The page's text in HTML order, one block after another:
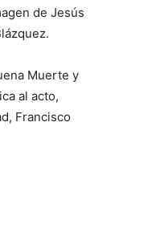
de Jesús
Muerte y
al acto,
Francisco